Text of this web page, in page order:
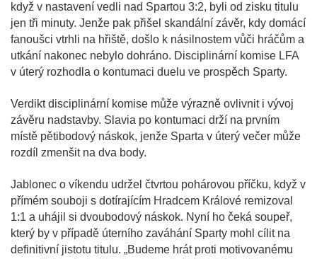
když v nastavení vedli nad Spartou 3:2, byli od zisku titulu
jen tři minuty. Jenže pak přišel skandální závěr, kdy domácí
fanoušci vtrhli na hřiště, došlo k násilnostem vůči hráčům a
utkání nakonec nebylo dohráno. Disciplinární komise LFA
v úterý rozhodla o kontumaci duelu ve prospěch Sparty.
Verdikt disciplinární komise může výrazně ovlivnit i vývoj
závěru nadstavby. Slavia po kontumaci drží na prvním
místě pětibodový náskok, jenže Sparta v úterý večer může
rozdíl zmenšit na dva body.
Jablonec o víkendu udržel čtvrtou pohárovou příčku, když v
přímém souboji s dotírajícím Hradcem Králové remizoval
1:1 a uhájil si dvoubodový náskok. Nyní ho čeká soupeř,
který by v případě úterního zaváhání Sparty mohl cílit na
definitivní jistotu titulu. „Budeme hrát proti motivovanému